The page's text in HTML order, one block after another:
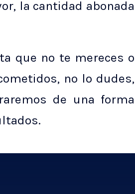
la cantidad abonada
que no te mereces o
no lo dudes,
de una forma